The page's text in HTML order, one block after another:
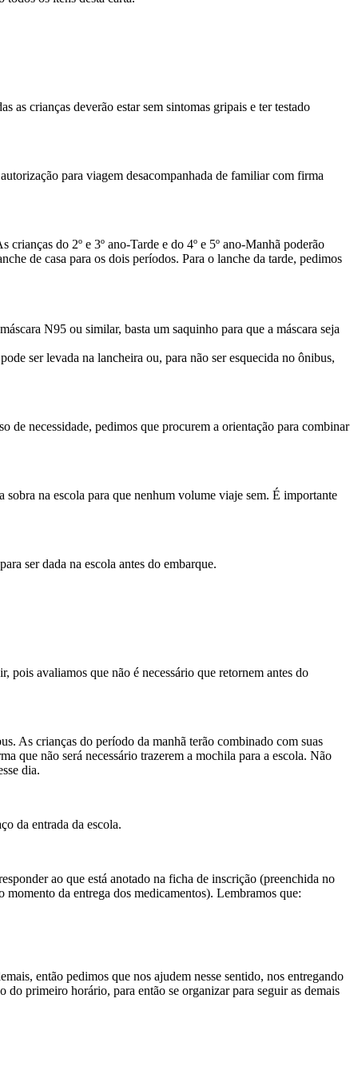
as crianças deverão estar sem sintomas gripais e ter testado
para viagem desacompanhada de familiar com firma
do 2º e 3º ano-Tarde e do 4º e 5º ano-Manhã poderão
de casa para os dois períodos. Para o lanche da tarde, pedimos
N95 ou similar, basta um saquinho para que a máscara seja
ser levada na lancheira ou, para não ser esquecida no ônibus,
de necessidade, pedimos que procurem a orientação para combinar
sobra na escola para que nenhum volume viaje sem. É importante
ser dada na escola antes do embarque.
pois avaliamos que não é necessário que retornem antes do
As crianças do período da manhã terão combinado com suas
que não será necessário trazerem a mochila para a escola. Não
dia.
da entrada da escola.
ao que está anotado na ficha de inscrição (preenchida no
da entrega dos medicamentos). Lembramos que:
então pedimos que nos ajudem nesse sentido, nos entregando
do primeiro horário, para então se organizar para seguir as demais